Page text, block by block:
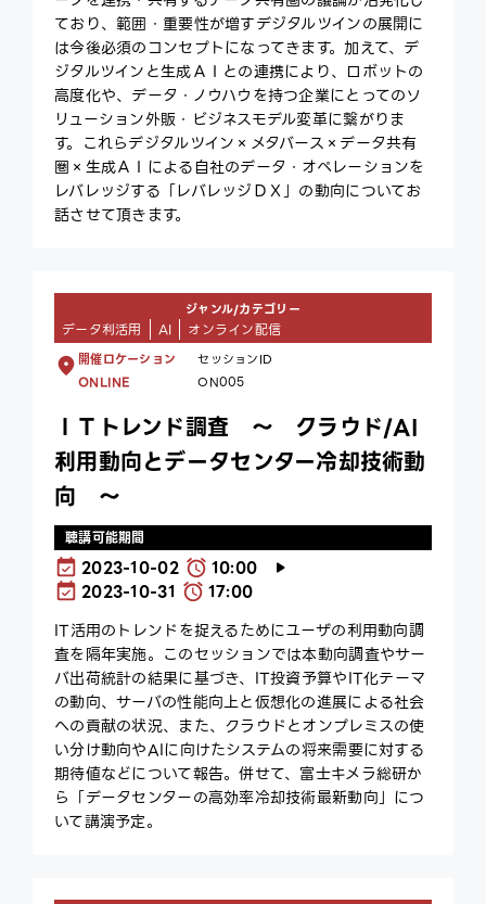
ており、範囲・重要性が増すデジタルツインの展開に
は今後必須のコンセプトになってきます。加えて、デ
ジタルツインと生成ＡＩとの連携により、ロボットの
高度化や、データ・ノウハウを持つ企業にとってのソ
リューション外販・ビジネスモデル変革に繋がりま
す。これらデジタルツイン×メタバース×データ共有
圏×生成ＡＩによる自社のデータ・オペレーションを
レバレッジする「レバレッジＤＸ」の動向についてお
話させて頂きます。
ジャンル/カテゴリー
データ利活用 AI オンライン配信
開催ロケーション
ONLINE
セッションID
ON005
ＩＴトレンド調査 ～ クラウド/AI
利用動向とデータセンター冷却技術動
向 ～
聴講可能期間
2023-10-02
10:00
2023-10-31
17:00
IT活用のトレンドを捉えるためにユーザの利用動向調
査を隔年実施。このセッションでは本動向調査やサー
バ出荷統計の結果に基づき、IT投資予算やIT化テーマ
の動向、サーバの性能向上と仮想化の進展による社会
への貢献の状況、また、クラウドとオンプレミスの使
い分け動向やAIに向けたシステムの将来需要に対する
期待値などについて報告。併せて、富士キメラ総研か
ら「データセンターの高効率冷却技術最新動向」につ
いて講演予定。